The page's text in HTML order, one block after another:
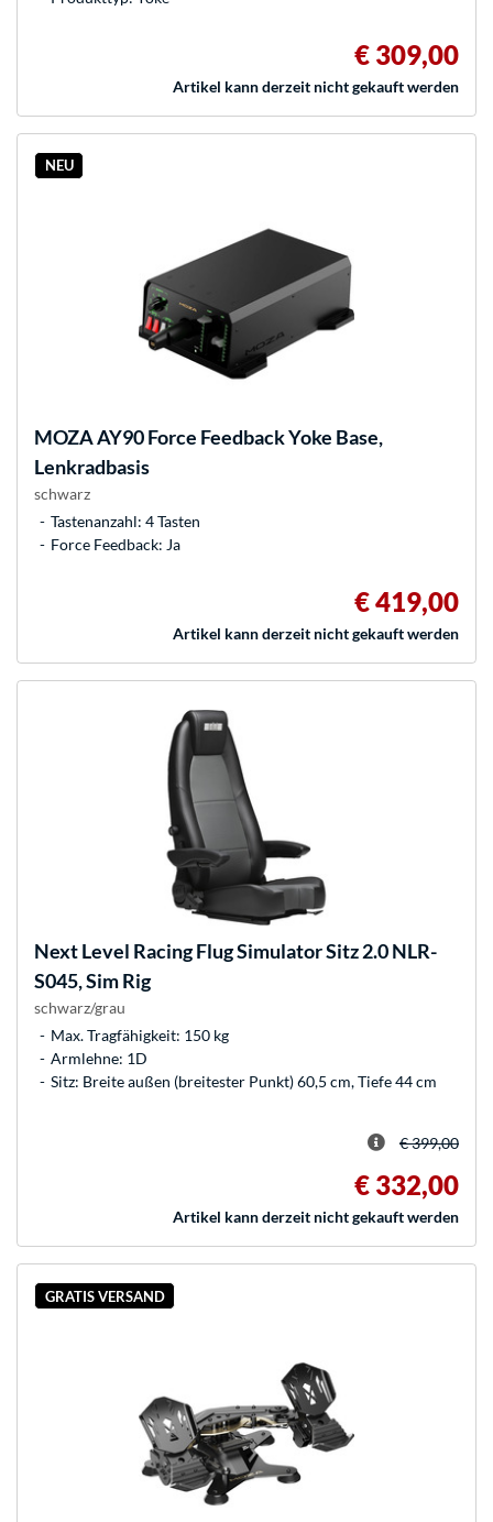
€ 309,00
Artikel kann derzeit nicht gekauft werden
NEU
MOZAAY90 Force Feedback Yoke Base,
Lenkradbasis
schwarz
Tastenanzahl: 4 Tasten
Force Feedback: Ja
€ 419,00
Artikel kann derzeit nicht gekauft werden
Next Level RacingFlug Simulator Sitz 2.0 NLR-
S045, Sim Rig
schwarz/grau
Max. Tragfähigkeit: 150 kg
Armlehne: 1D
Sitz: Breite außen (breitester Punkt) 60,5 cm, Tiefe 44 cm
€ 399,00
€ 332,00
Artikel kann derzeit nicht gekauft werden
GRATIS VERSAND